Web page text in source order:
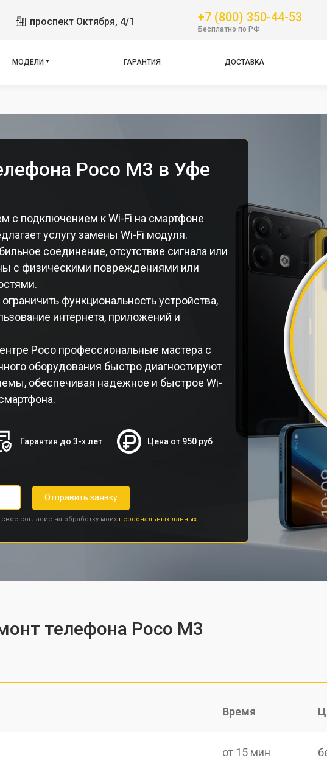
проспект Октября, 4/1 +7 (800) 350-44-53
Бесплатно по РФ
МОДЕЛИ
X3 GT
X3 Pro
ГАРАНТИЯ ДОСТАВКА
Poco M3 в Уфе
с подключением к Wi-Fi на смартфоне
услугу замены Wi-Fi модуля.
соединение, отсутствие сигнала или
с физическими повреждениями или
функциональность устройства,
интернета, приложений и
Poco профессиональные мастера с
оборудования быстро диагностируют
обеспечивая надежное и быстрое Wi-
Гарантия до 3-х лет Цена от 950 руб
Отправить заявку
согласие на обработку моих персональных данных.
телефона Poco M3
Время
от 15 мин